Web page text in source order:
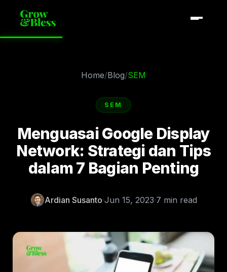
Home/Blog/SEM
SEM
Menguasai Google Display
Network: Strategi dan Tips
dalam 7 Bagian Penting
Ardian Susanto Jun 15, 2023 7 min read